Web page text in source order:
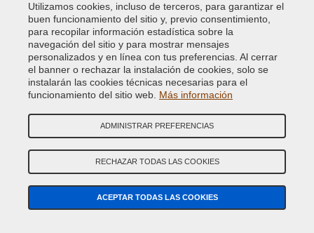
Pistola para aerosol
Empuñadura de pistola para todas las latas de aerosol.
Ergonómica y garantizada por VerniciSpray, para pulverizar la
Utilizamos cookies, incluso de terceros, para garantizar el
buen funcionamiento del sitio y, previo consentimiento,
para recopilar información estadística sobre la
navegación del sitio y para mostrar mensajes
personalizados y en línea con tus preferencias. Al cerrar
el banner o rechazar la instalación de cookies, solo se
instalarán las cookies técnicas necesarias para el
funcionamiento del sitio web. Más información
ADMINISTRAR PREFERENCIAS
RECHAZAR TODAS LAS COOKIES
ACEPTAR TODAS LAS COOKIES